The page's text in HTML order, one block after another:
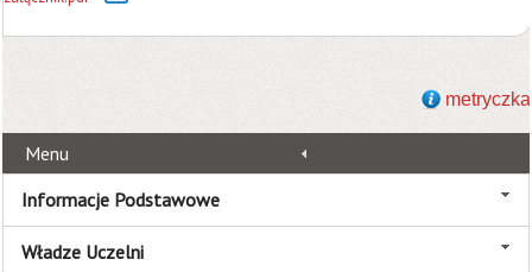
metryczka
Menu
Informacje Podstawowe
Władze Uczelni